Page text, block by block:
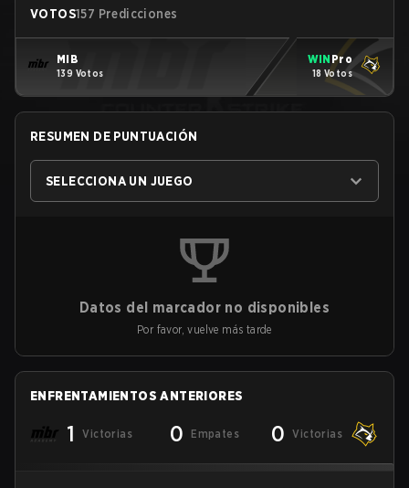
VOTOS157 Predicciones
MIB
139 Votos
WIN Pro
18 Votos
RESUMEN DE PUNTUACIÓN
SELECCIONA UN JUEGO
Datos del marcador no disponibles
Por favor, vuelve más tarde
ENFRENTAMIENTOS ANTERIORES
1 Victorias 0 Empates 0 Victorias